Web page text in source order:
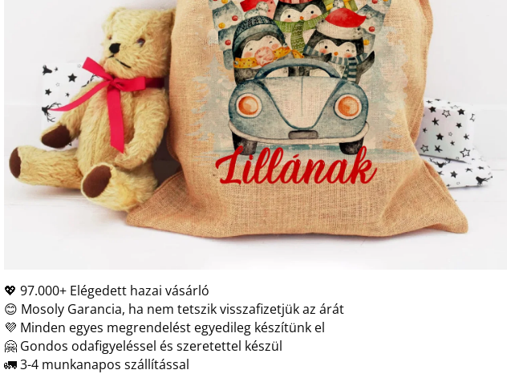
💖 97.000+ Elégedett hazai vásárló
😊 Mosoly Garancia, ha nem tetszik visszafizetjük az árát
💜 Minden egyes megrendelést egyedileg készítünk el
🤗 Gondos odafigyeléssel és szeretettel készül
🚛 3-4 munkanapos szállítással